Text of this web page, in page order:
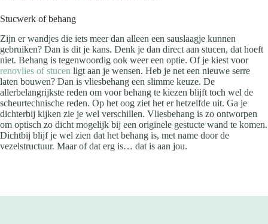
Stucwerk of behang
Zijn er wandjes die iets meer dan alleen een sauslaagje kunnen
gebruiken? Dan is dit je kans. Denk je dan direct aan stucen, dat hoeft
niet. Behang is tegenwoordig ook weer een optie. Of je kiest voor
renovlies of stucen ligt aan je wensen. Heb je net een nieuwe serre
laten bouwen? Dan is vliesbehang een slimme keuze. De
allerbelangrijkste reden om voor behang te kiezen blijft toch wel de
scheurtechnische reden. Op het oog ziet het er hetzelfde uit. Ga je
dichterbij kijken zie je wel verschillen. Vliesbehang is zo ontworpen
om optisch zo dicht mogelijk bij een originele gestucte wand te komen.
Dichtbij blijf je wel zien dat het behang is, met name door de
vezelstructuur. Maar of dat erg is… dat is aan jou.